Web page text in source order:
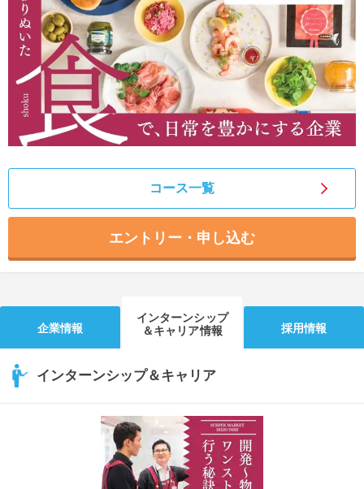
就活ニュースペーパー
就活時事ニュースを更新
よくある質問
不明点があればこちら
コース一覧
エントリー・申し込む
企業情報
インターンシップ
＆キャリア情報
採用情報
インターンシップ＆キャリア